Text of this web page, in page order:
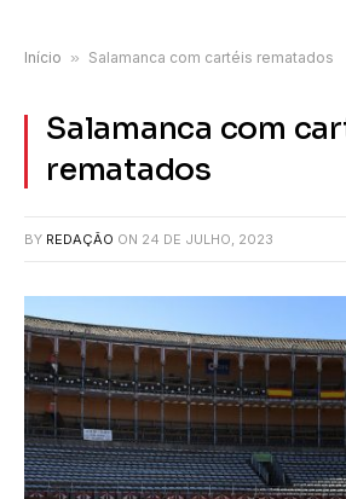
Início » Salamanca com cartéis rematados
Salamanca com
rematados
BY REDAÇÃO ON 24 DE JULHO, 2023